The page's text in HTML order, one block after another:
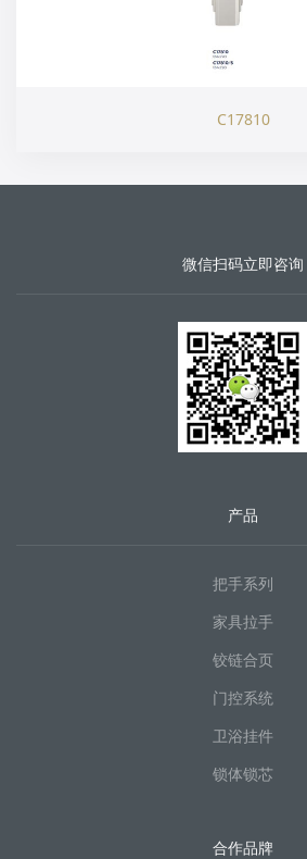
C17810
微信扫码立即咨询
产品
把手系列
家具拉手
铰链合页
门控系统
卫浴挂件
锁体锁芯
合作品牌